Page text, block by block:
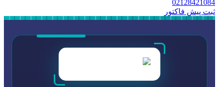
02128421084
ثبت پیش فاکتور